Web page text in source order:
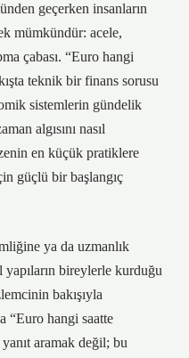
geçerken insanların
mümkündür: acele,
çabası. “Euro hangi
teknik bir finans sorusu
sistemlerin gündelik
algısını nasıl
en küçük pratiklere
güçlü bir başlangıç
ya da uzmanlık
yapıların bireylerle kurduğu
bakışıyla
“Euro hangi saatte
aramak değil; bu